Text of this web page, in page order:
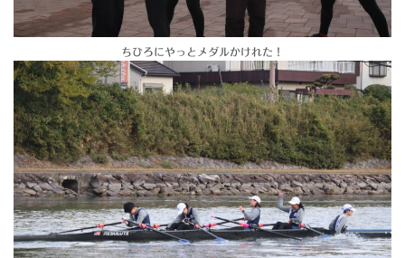
ちひろにやっとメダルかけれた！